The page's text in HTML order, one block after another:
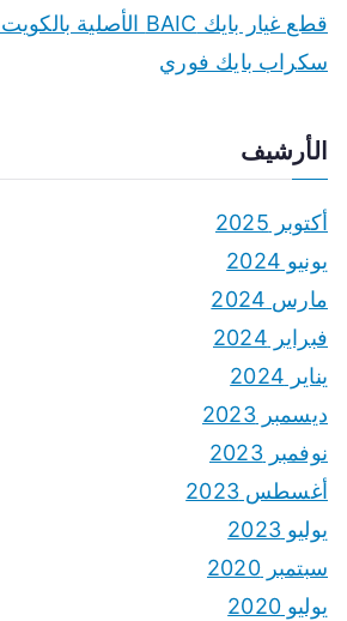
سكراب بايك فوري
الأرشيف
أكتوبر 2025
يونيو 2024
مارس 2024
فبراير 2024
يناير 2024
ديسمبر 2023
نوفمبر 2023
أغسطس 2023
يوليو 2023
سبتمبر 2020
يوليو 2020